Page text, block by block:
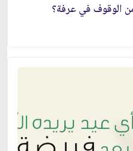
الوقوف في عرفة؟